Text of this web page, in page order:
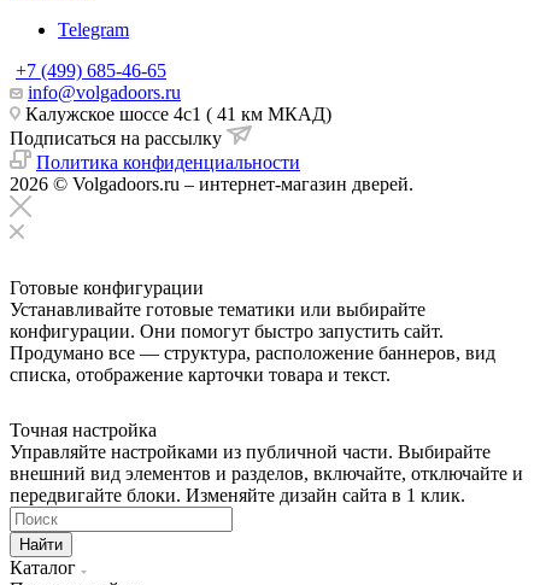
Telegram
+7 (499) 685-46-65
info@volgadoors.ru
Калужское шоссе 4с1 ( 41 км МКАД)
Подписаться на рассылку
Политика конфиденциальности
2026 © Volgadoors.ru – интернет-магазин дверей.
Готовые конфигурации
Устанавливайте готовые тематики или выбирайте
конфигурации. Они помогут быстро запустить сайт.
Продумано все — структура, расположение баннеров, вид
списка, отображение карточки товара и текст.
Точная настройка
Управляйте настройками из публичной части. Выбирайте
внешний вид элементов и разделов, включайте, отключайте и
передвигайте блоки. Изменяйте дизайн сайта в 1 клик.
Найти
Каталог